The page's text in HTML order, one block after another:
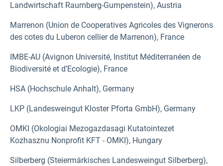
Landwirtschaft Raumberg-Gumpenstein), Austria
Marrenon (Union de Cooperatives Agricoles des Vignerons
des cotes du Luberon cellier de Marrenon), France
IMBE-AU (Avignon Université, Institut Méditerranéen de
Biodiversité et d’Ecologie), France
HSA (Hochschule Anhalt), Germany
LKP (Landesweingut Kloster Pforta GmbH), Germany
OMKI (Okologiai Mezogazdasagi Kutatointezet
Kozhasznu Nonprofit KFT - OMKI), Hungary
Silberberg (Steiermärkisches Landesweingut Silberberg),